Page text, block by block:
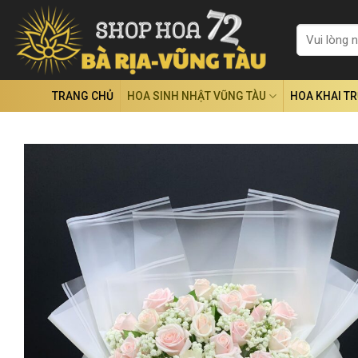
content
Tìm
kiếm:
TRANG CHỦ HOA SINH NHẬT VŨNG TÀU HOA KHAI